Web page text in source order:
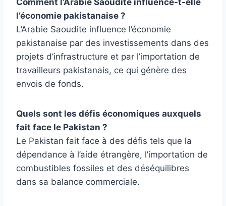
Comment l’Arabie Saoudite influence-t-elle
l’économie pakistanaise ?
L’Arabie Saoudite influence l’économie
pakistanaise par des investissements dans des
projets d’infrastructure et par l’importation de
travailleurs pakistanais, ce qui génère des
envois de fonds.
Quels sont les défis économiques auxquels
fait face le Pakistan ?
Le Pakistan fait face à des défis tels que la
dépendance à l’aide étrangère, l’importation de
combustibles fossiles et des déséquilibres
dans sa balance commerciale.